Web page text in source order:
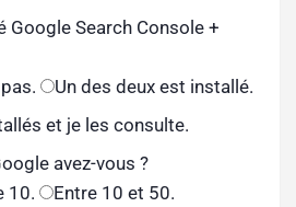
Google Search Console +
Un des deux est installé.
et je les consulte.
avez-vous ?
10.
Entre 10 et 50.